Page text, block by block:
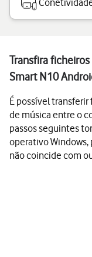
Transfira
Smart N10
É possível
de música entre o
passos seguintes
operativo
não coincide com